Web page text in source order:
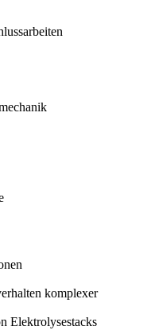
komplexer
Elektrolysestacks